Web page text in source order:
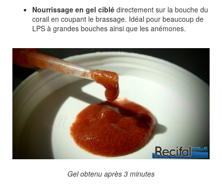
Nourrissage en gel ciblé directement sur la bouche du
corail en coupant le brassage. Idéal pour beaucoup de
LPS à grandes bouches ainsi que les anémones.
Gel obtenu après 3 minutes